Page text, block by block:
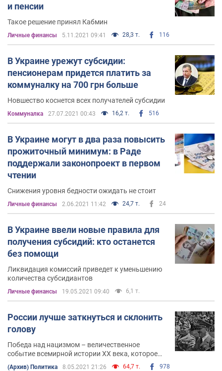
и пенсии
Такое решение принял Кабмин
Личные финансы 5.11.2021 09:41 28,3 т. 116
В Украине урежут субсидии:
пенсионерам придется платить за
коммуналку на 700 грн больше
Новшество коснется всех получателей субсидии
Коммуналка 27.07.2021 00:43 16,2 т. 516
В Украине могут в два раза повысить
прожиточный минимум: в Раде
поддержали законопроект в первом
чтении
Снижения уровня бедности ожидать не стоит
Личные финансы 2.06.2021 11:42 24,7 т. 24
В Украине ввели новые правила для
получения субсидий: кто останется
без помощи
Ликвидация комиссий приведет к уменьшению
количества субсидиантов
Личные финансы 19.05.2021 09:40 6,1 т.
России лучше заткнуться и склонить
голову
Победа над нацизмом – величественное
событие всемирной истории ХХ века, которое
определило судьбу Украины на десятилетия
(Архив) Политика 8.05.2021 21:26 64,7 т. 978